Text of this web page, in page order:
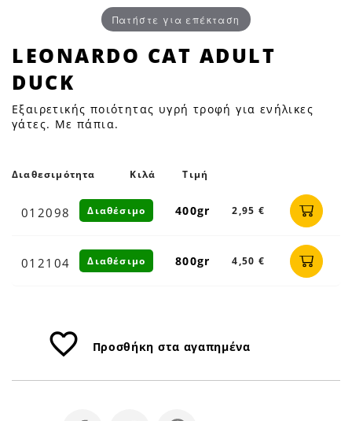
Πατήστε για επέκταση
LEONARDO
CAT
ADULT
DUCK
|
LEONARDO CAT ADULT
DUCK
Εξαιρετικής ποιότητας υγρή τροφή για ενήλικες
γάτες. Με πάπια.
Διαθεσιμότητα Κιλά Τιμή
012098 400gr 2,95 €
Διαθέσιμο
012104 800gr 4,50 €
Διαθέσιμο
favorite_border Προσθήκη στα αγαπημένα